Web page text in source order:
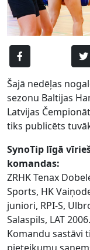
Šajā nedēļas
sezonu Baltijas
Latvijas
tiks publicēts
SynoTip līgā
komandas:
ZRHK Tenax
Sports, HK
juniori, RPI-S,
Salaspils, LAT 2006.
Komandu sastāvi
pieteikumu